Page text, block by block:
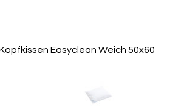
Easyclean Weich 50x60